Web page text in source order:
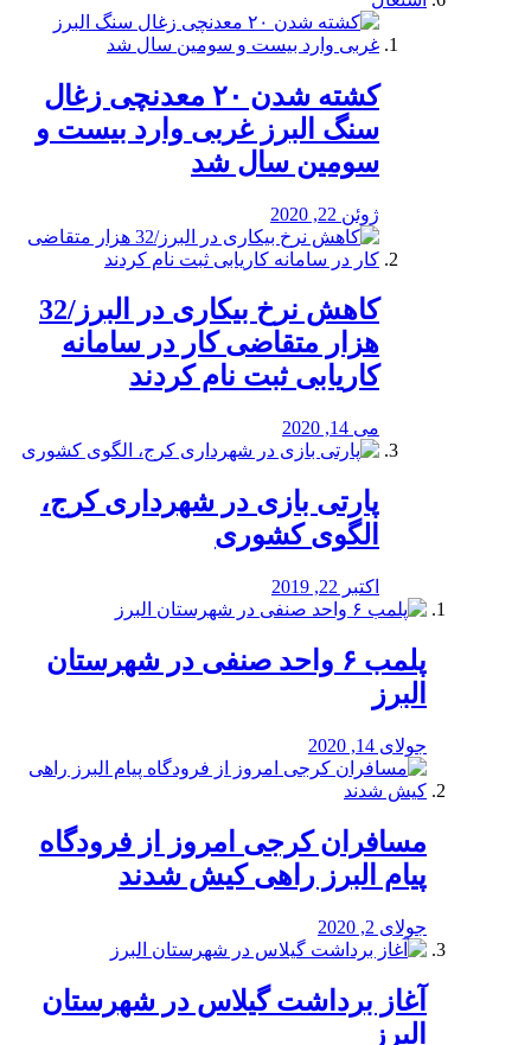
کشته شدن ۲۰ معدنچی زغال
سنگ البرز غربی وارد بیست و
سومین سال شد
ژوئن 22, 2020
کاهش نرخ بیکاری در البرز/32
هزار متقاضی کار در سامانه
کاریابی ثبت نام کردند
می 14, 2020
پارتی بازی در شهرداری کرج،
الگوی کشوری
اکتبر 22, 2019
پلمب ۶ واحد صنفی در شهرستان
البرز
جولای 14, 2020
مسافران کرجی امروز از فرودگاه
پیام البرز راهی کیش شدند
جولای 2, 2020
آغاز برداشت گیلاس در شهرستان
البرز